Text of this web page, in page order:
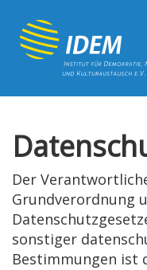
Der
Grundverordnung
sonstiger
Bestimmungen ist